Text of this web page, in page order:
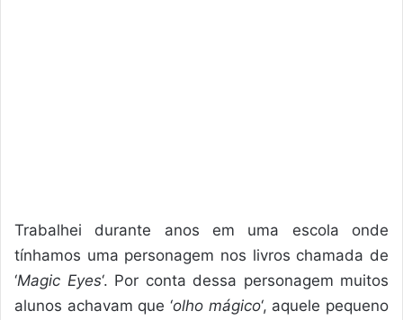
Trabalhei durante anos em uma escola onde
tínhamos uma personagem nos livros chamada de
‘Magic Eyes‘. Por conta dessa personagem muitos
alunos achavam que ‘olho mágico‘, aquele pequeno